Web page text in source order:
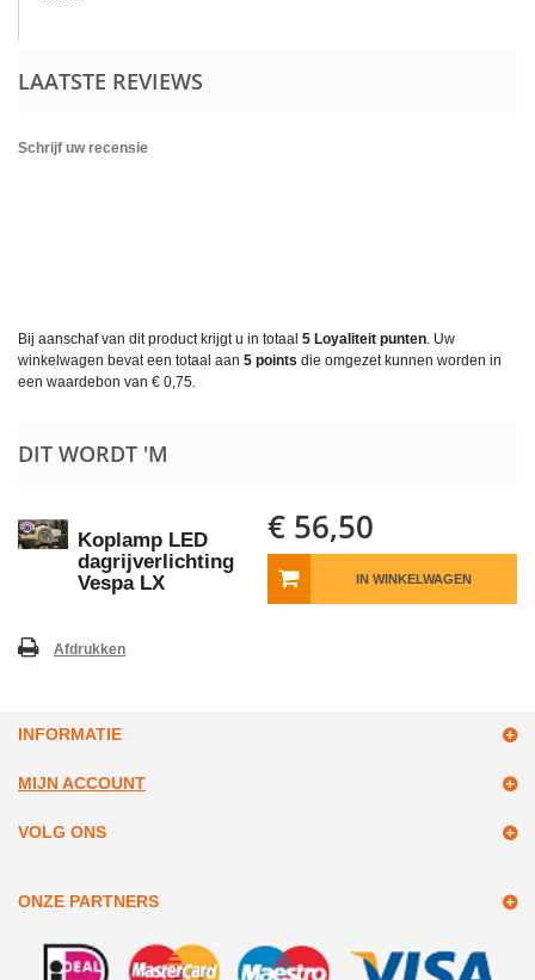
LAATSTE REVIEWS
Schrijf uw recensie
Bij aanschaf van dit product krijgt u in totaal 5 Loyaliteit punten. Uw
winkelwagen bevat een totaal aan 5 points die omgezet kunnen worden in
een waardebon van € 0,75.
DIT WORDT 'M
Koplamp LED
dagrijverlichting
Vespa LX
€ 56,50
IN WINKELWAGEN
Afdrukken
INFORMATIE
MIJN ACCOUNT
VOLG ONS
ONZE PARTNERS